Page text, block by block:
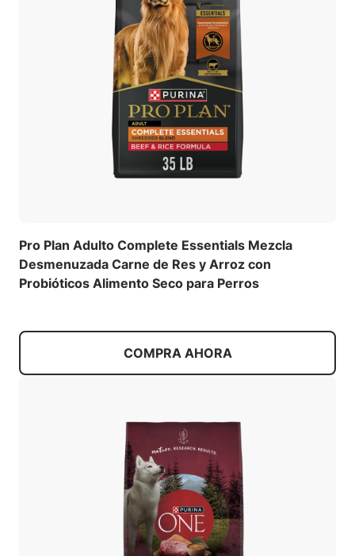
Pro Plan Adulto Complete Essentials Mezcla
Desmenuzada Carne de Res y Arroz con
Probióticos Alimento Seco para Perros
COMPRA AHORA